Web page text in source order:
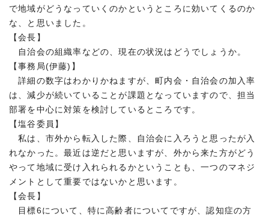
で地域がどうなっていくのかというところに効いてくるのか
な、と思いました。
【会長】
自治会の組織率などの、現在の状況はどうでしょうか。
【事務局(伊藤)】
詳細の数字はわかりかねますが、町内会・自治会の加入率
は、減少が続いていることが課題となっていますので、担当
部署を中心に対策を検討しているところです。
【塩谷委員】
私は、市外から転入した際、自治会に入ろうと思ったが入
れなかった。最近は逆だと思いますが、外から来た方がどう
やって地域に受け入れられるかということも、一つのマネジ
メントとして重要ではないかと思います。
【会長】
目標6について、特に高齢者についてですが、認知症の方